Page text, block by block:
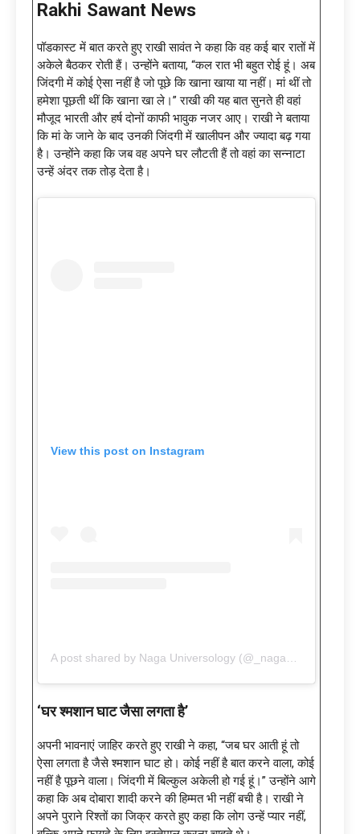
Rakhi Sawant News
पॉडकास्ट में बात करते हुए राखी सावंत ने कहा कि वह कई बार रातों में
अकेले बैठकर रोती हैं। उन्होंने बताया, “कल रात भी बहुत रोई हूं। अब
जिंदगी में कोई ऐसा नहीं है जो पूछे कि खाना खाया या नहीं। मां थीं तो
हमेशा पूछती थीं कि खाना खा ले।” राखी की यह बात सुनते ही वहां
मौजूद भारती और हर्ष दोनों काफी भावुक नजर आए। राखी ने बताया
कि मां के जाने के बाद उनकी जिंदगी में खालीपन और ज्यादा बढ़ गया
है। उन्होंने कहा कि जब वह अपने घर लौटती हैं तो वहां का सन्नाटा
उन्हें अंदर तक तोड़ देता है।
View this post on Instagram
‘घर श्मशान घाट जैसा लगता है’
अपनी भावनाएं जाहिर करते हुए राखी ने कहा, “जब घर आती हूं तो
ऐसा लगता है जैसे श्मशान घाट हो। कोई नहीं है बात करने वाला, कोई
नहीं है पूछने वाला। जिंदगी में बिल्कुल अकेली हो गई हूं।” उन्होंने आगे
कहा कि अब दोबारा शादी करने की हिम्मत भी नहीं बची है। राखी ने
अपने पुराने रिश्तों का जिक्र करते हुए कहा कि लोग उन्हें प्यार नहीं,